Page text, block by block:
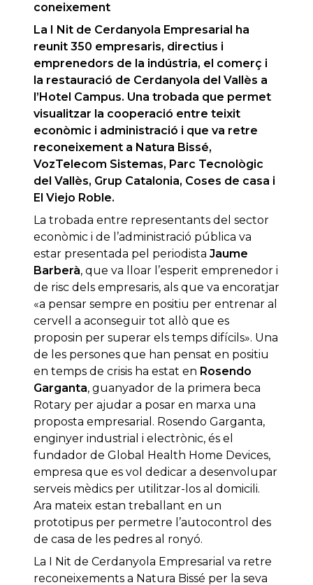
coneixement
La I Nit de Cerdanyola Empresarial ha
reunit 350 empresaris, directius i
emprenedors de la indústria, el comerç i
la restauració de Cerdanyola del Vallès a
l’Hotel Campus. Una trobada que permet
visualitzar la cooperació entre teixit
econòmic i administració i que va retre
reconeixement a Natura Bissé,
VozTelecom Sistemas, Parc Tecnològic
del Vallès, Grup Catalonia, Coses de casa i
El Viejo Roble.
La trobada entre representants del sector
econòmic i de l’administració pública va
estar presentada pel periodista Jaume
Barberà, que va lloar l’esperit emprenedor i
de risc dels empresaris, als que va encoratjar
«a pensar sempre en positiu per entrenar al
cervell a aconseguir tot allò que es
proposin per superar els temps difícils». Una
de les persones que han pensat en positiu
en temps de crisis ha estat en Rosendo
Garganta, guanyador de la primera beca
Rotary per ajudar a posar en marxa una
proposta empresarial. Rosendo Garganta,
enginyer industrial i electrònic, és el
fundador de Global Health Home Devices,
empresa que es vol dedicar a desenvolupar
serveis mèdics per utilitzar-los al domicili.
Ara mateix estan treballant en un
prototipus per permetre l’autocontrol des
de casa de les pedres al ronyó.
La I Nit de Cerdanyola Empresarial va retre
reconeixements a Natura Bissé per la seva